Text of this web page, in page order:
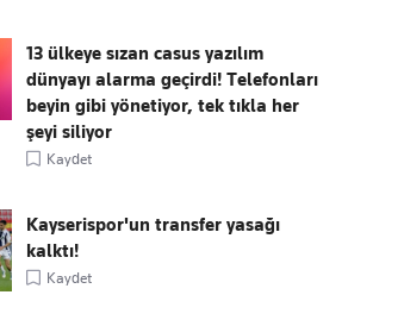
13 ülkeye sızan casus yazılım
dünyayı alarma geçirdi! Telefonları
beyin gibi yönetiyor, tek tıkla her
şeyi siliyor
Kaydet
Kayserispor'un transfer yasağı
kalktı!
Kaydet